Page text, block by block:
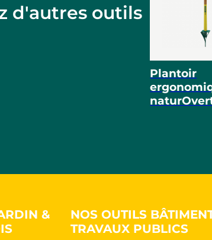
d'autres outils
Plantoir
&
NOS OUTILS
TRAVAUX PUBLICS